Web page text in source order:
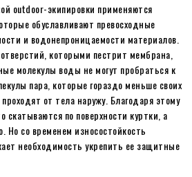
outdoor-экипировки применяются
обуславливают превосходные
и водонепроницаемости материалов.
которыми пестрит мембрана,
молекулы воды не могут пробраться к
пара, которые гораздо меньше своих
от тела наружу. Благодаря этому
скатываются по поверхности куртки, а
Но со временем износостойкость
необходимость укрепить ее защитные